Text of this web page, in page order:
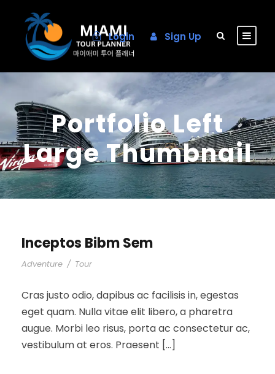
Login Sign Up
Portfolio Left
Large Thumbnail
Inceptos Bibm Sem
Adventure / Tour
Cras justo odio, dapibus ac facilisis in, egestas
eget quam. Nulla vitae elit libero, a pharetra
augue. Morbi leo risus, porta ac consectetur ac,
vestibulum at eros. Praesent […]